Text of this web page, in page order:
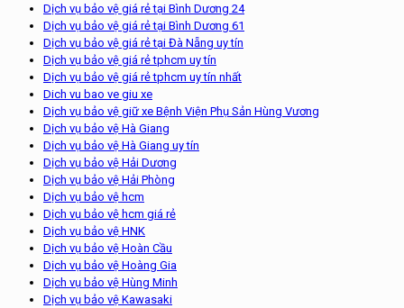
Dịch vụ bảo vệ giá rẻ tại Bình Dương 24
Dịch vụ bảo vệ giá rẻ tại Bình Dương 61
Dịch vụ bảo vệ giá rẻ tại Đà Nẵng uy tín
Dịch vụ bảo vệ giá rẻ tphcm uy tín
Dịch vụ bảo vệ giá rẻ tphcm uy tín nhất
Dich vu bao ve giu xe
Dịch vụ bảo vệ giữ xe Bệnh Viện Phụ Sản Hùng Vương
Dịch vụ bảo vệ Hà Giang
Dịch vụ bảo vệ Hà Giang uy tín
Dịch vụ bảo vệ Hải Dương
Dịch vụ bảo vệ Hải Phòng
Dịch vụ bảo vệ hcm
Dịch vụ bảo vệ hcm giá rẻ
Dịch vụ bảo vệ HNK
Dịch vụ bảo vệ Hoàn Cầu
Dịch vụ bảo vệ Hoàng Gia
Dịch vụ bảo vệ Hùng Minh
Dịch vụ bảo vệ Kawasaki